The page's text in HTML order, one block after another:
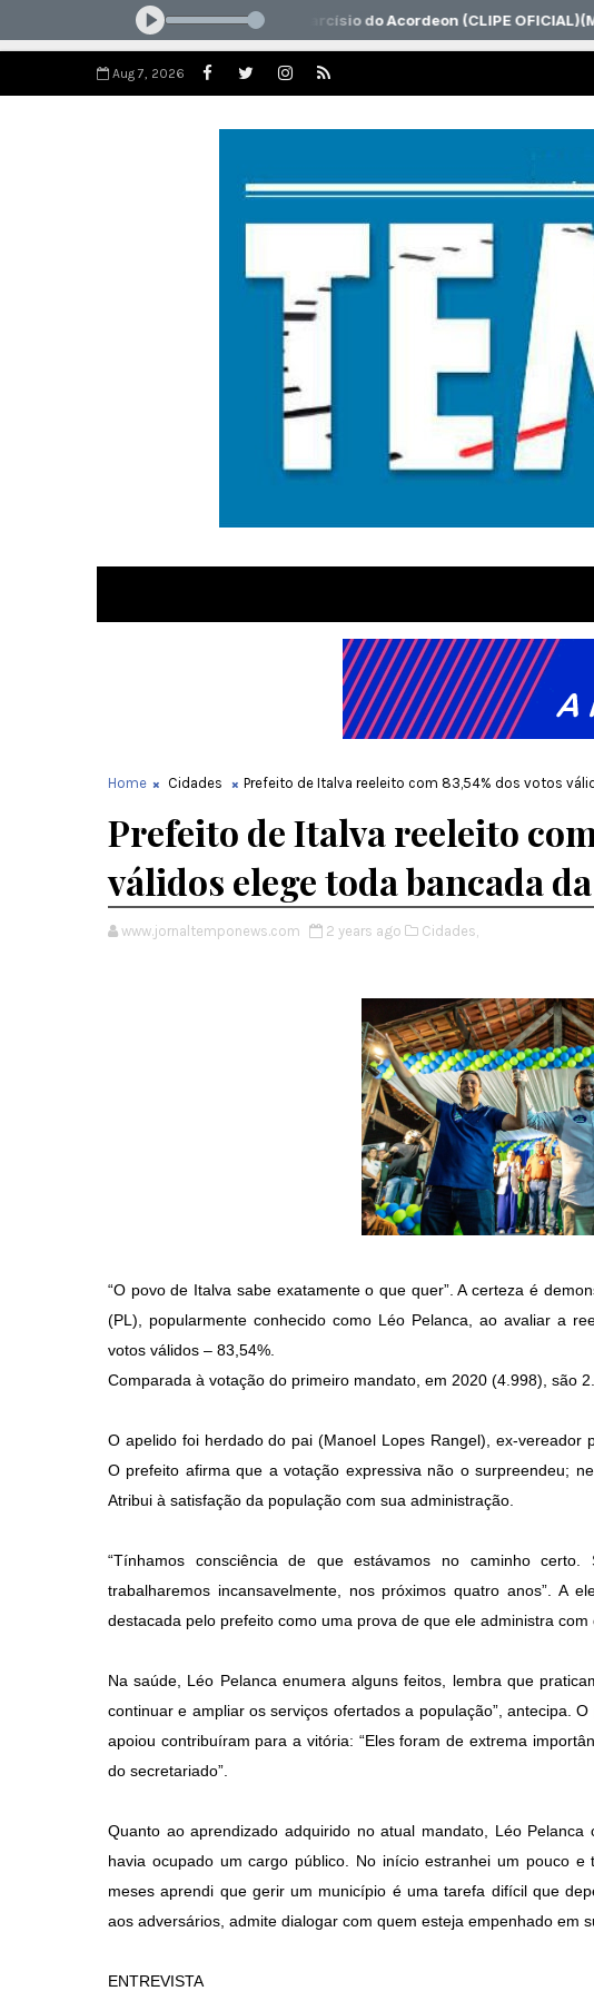
Aug 7, 2026
Home Cidades Prefeito de Italva reeleito com 83,54% dos votos
Prefeito de Italva reeleito
válidos elege toda bancada
www.jornaltemponews.com 2 years ago Cidades,
“O povo de Italva sabe exatamente o que quer”. A certeza é
(PL), popularmente conhecido como Léo Pelanca, ao avaliar a
votos válidos – 83,54%.
Comparada à votação do primeiro mandato, em 2020 (4.998), são
O apelido foi herdado do pai (Manoel Lopes Rangel), ex-vereador
O prefeito afirma que a votação expressiva não o surpreendeu;
Atribui à satisfação da população com sua administração.
“Tínhamos consciência de que estávamos no caminho
trabalharemos incansavelmente, nos próximos quatro anos”. A
destacada pelo prefeito como uma prova de que ele administra com
Na saúde, Léo Pelanca enumera alguns feitos, lembra que
continuar e ampliar os serviços ofertados a população”, antecipa.
apoiou contribuíram para a vitória: “Eles foram de extrema
do secretariado”.
Quanto ao aprendizado adquirido no atual mandato, Léo
havia ocupado um cargo público. No início estranhei um pouco
meses aprendi que gerir um município é uma tarefa difícil que
aos adversários, admite dialogar com quem esteja empenhado em
ENTREVISTA